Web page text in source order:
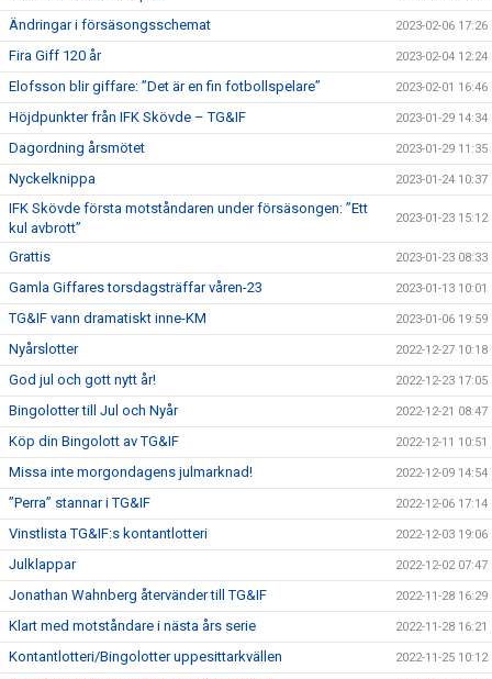
Ändringar i försäsongsschemat 2023-02-06 17:26
Fira Giff 120 år 2023-02-04 12:24
Elofsson blir giffare: ”Det är en fin fotbollspelare” 2023-02-01 16:46
Höjdpunkter från IFK Skövde – TG&IF 2023-01-29 14:34
Dagordning årsmötet 2023-01-29 11:35
Nyckelknippa 2023-01-24 10:37
IFK Skövde första motståndaren under försäsongen: ”Ett
kul avbrott”
2023-01-23 15:12
Grattis 2023-01-23 08:33
Gamla Giffares torsdagsträffar våren-23 2023-01-13 10:01
TG&IF vann dramatiskt inne-KM 2023-01-06 19:59
Nyårslotter 2022-12-27 10:18
God jul och gott nytt år! 2022-12-23 17:05
Bingolotter till Jul och Nyår 2022-12-21 08:47
Köp din Bingolott av TG&IF 2022-12-11 10:51
Missa inte morgondagens julmarknad! 2022-12-09 14:54
”Perra” stannar i TG&IF 2022-12-06 17:14
Vinstlista TG&IF:s kontantlotteri 2022-12-03 19:06
Julklappar 2022-12-02 07:47
Jonathan Wahnberg återvänder till TG&IF 2022-11-28 16:29
Klart med motståndare i nästa års serie 2022-11-28 16:21
Kontantlotteri/Bingolotter uppesittarkvällen 2022-11-25 10:12